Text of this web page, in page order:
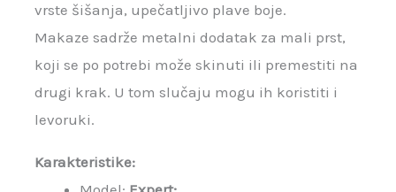
vrste šišanja, upečatljivo plave boje.
Makaze sadrže metalni dodatak za mali prst,
koji se po potrebi može skinuti ili premestiti na
drugi krak. U tom slučaju mogu ih koristiti i
levoruki.
Karakteristike: